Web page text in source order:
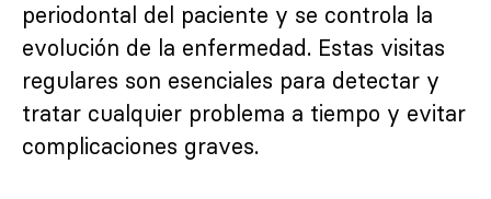
periodontal del paciente y se controla la
evolución de la enfermedad. Estas visitas
regulares son esenciales para detectar y
tratar cualquier problema a tiempo y evitar
complicaciones graves.